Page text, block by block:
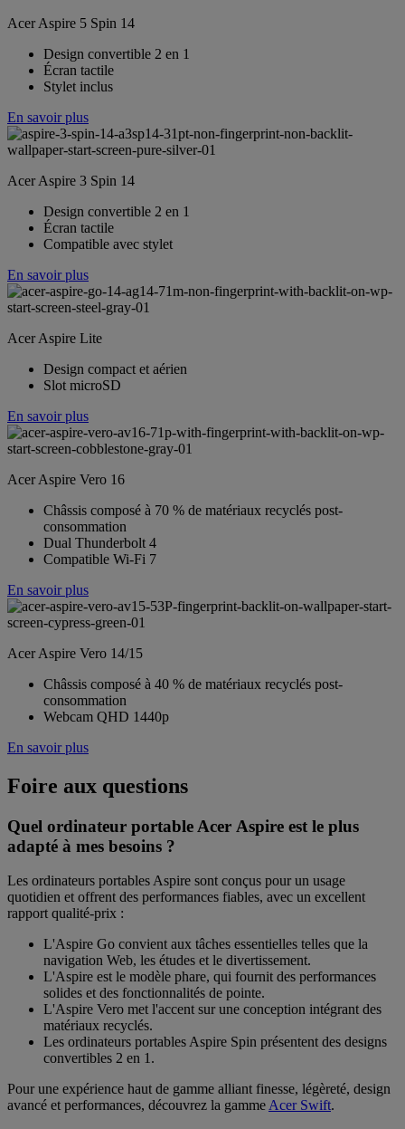
Acer Aspire 5 Spin 14
Design convertible 2 en 1
Écran tactile
Stylet inclus
En savoir plus
Acer Aspire 3 Spin 14
Design convertible 2 en 1
Écran tactile
Compatible avec stylet
En savoir plus
Acer Aspire Lite
Design compact et aérien
Slot microSD
En savoir plus
Acer Aspire Vero 16
Châssis composé à 70 % de matériaux recyclés post-
consommation
Dual Thunderbolt 4
Compatible Wi-Fi 7
En savoir plus
Acer Aspire Vero 14/15
Châssis composé à 40 % de matériaux recyclés post-
consommation
Webcam QHD 1440p
En savoir plus
Foire aux questions
Quel ordinateur portable Acer Aspire est le plus
adapté à mes besoins ?
Les ordinateurs portables Aspire sont conçus pour un usage
quotidien et offrent des performances fiables, avec un excellent
rapport qualité-prix :
L'Aspire Go convient aux tâches essentielles telles que la
navigation Web, les études et le divertissement.
L'Aspire est le modèle phare, qui fournit des performances
solides et des fonctionnalités de pointe.
L'Aspire Vero met l'accent sur une conception intégrant des
matériaux recyclés.
Les ordinateurs portables Aspire Spin présentent des designs
convertibles 2 en 1.
Pour une expérience haut de gamme alliant finesse, légèreté, design
avancé et performances, découvrez la gamme Acer Swift.